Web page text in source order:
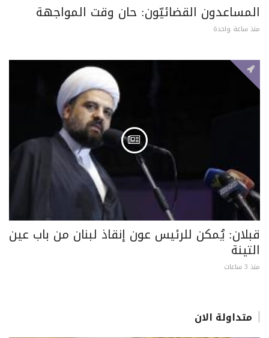
المساعدون القضائيّون: حان وقت المواجهة
منذ ساعة واحدة
قبلان: يُمكن للرئيس عون إنقاذ لبنان من باب عين
التينة
منذ 3 ساعات
متداولة الان